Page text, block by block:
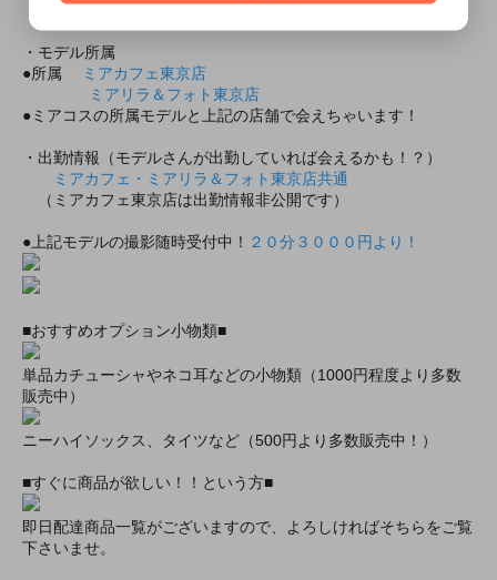
あずさちゃんがモデルのその他の商品
・モデル所属
●所属
ミアカフェ東京店
ミアリラ＆フォト東京店
●ミアコスの所属モデルと上記の店舗で会えちゃいます！
・出勤情報（モデルさんが出勤していれば会えるかも！？）
ミアカフェ・ミアリラ＆フォト東京店共通
（ミアカフェ東京店は出勤情報非公開です）
●上記モデルの撮影随時受付中！ ２０分３０００円より！
■おすすめオプション小物類■
単品カチューシャやネコ耳などの小物類（1000円程度より多数
販売中）
ニーハイソックス、タイツなど（500円より多数販売中！）
■すぐに商品が欲しい！！という方■
即日配達商品一覧がございますので、よろしければそちらをご覧
下さいませ。